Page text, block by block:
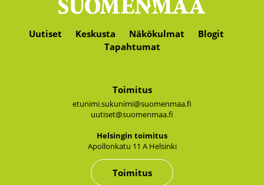
Uutiset Keskusta Näkökulmat
Blogit
Tapahtumat
Toimitus
etunimi.sukunimi@suomenmaa.fi
uutiset@suomenmaa.fi
Hel­sin­gin toi­mi­tus
Apol­lon­ka­tu 11 A Hel­sin­ki
Toimitus